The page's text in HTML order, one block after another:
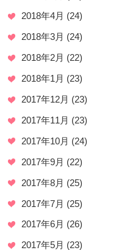
2018年4月 (24)
2018年3月 (24)
2018年2月 (22)
2018年1月 (23)
2017年12月 (23)
2017年11月 (23)
2017年10月 (24)
2017年9月 (22)
2017年8月 (25)
2017年7月 (25)
2017年6月 (26)
2017年5月 (23)